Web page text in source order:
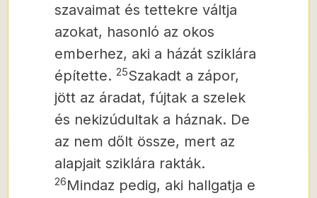
szavaimat és tettekre váltja
azokat, hasonló az okos
emberhez, aki a házát sziklára
építette. 25Szakadt a zápor,
jött az áradat, fújtak a szelek
és nekizúdultak a háznak. De
az nem dőlt össze, mert az
alapjait sziklára rakták.
26Mindaz pedig, aki hallgatja e